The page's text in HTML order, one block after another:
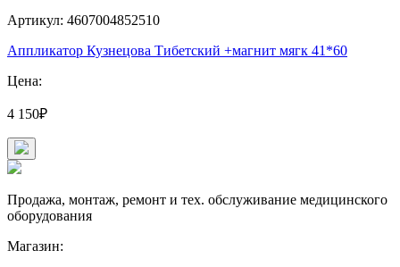
Артикул: 4607004852510
Аппликатор Кузнецова Тибетский +магнит мягк 41*60
Цена:
4 150₽
Продажа, монтаж, ремонт и тех. обслуживание медицинского
оборудования
Магазин: